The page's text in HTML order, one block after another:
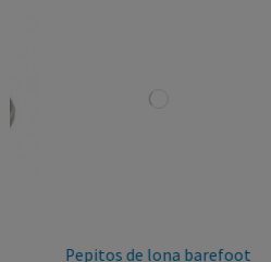
Pepitos de lona barefoot